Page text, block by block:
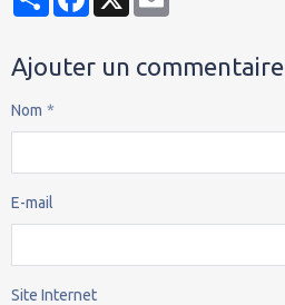
Ajouter un commentaire
Nom
E-mail
Site Internet